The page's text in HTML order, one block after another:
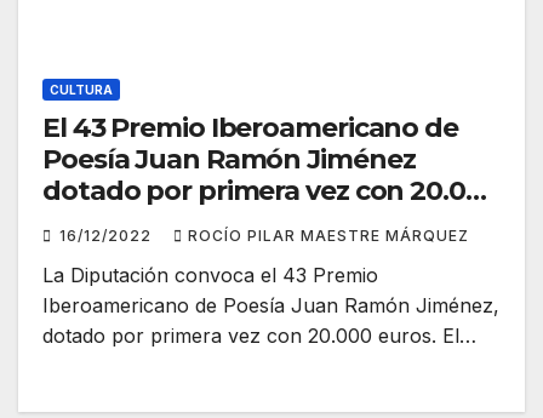
CULTURA
El 43 Premio Iberoamericano de
Poesía Juan Ramón Jiménez
dotado por primera vez con 20.000
euros
16/12/2022 ROCÍO PILAR MAESTRE MÁRQUEZ
La Diputación convoca el 43 Premio
Iberoamericano de Poesía Juan Ramón Jiménez,
dotado por primera vez con 20.000 euros. El…